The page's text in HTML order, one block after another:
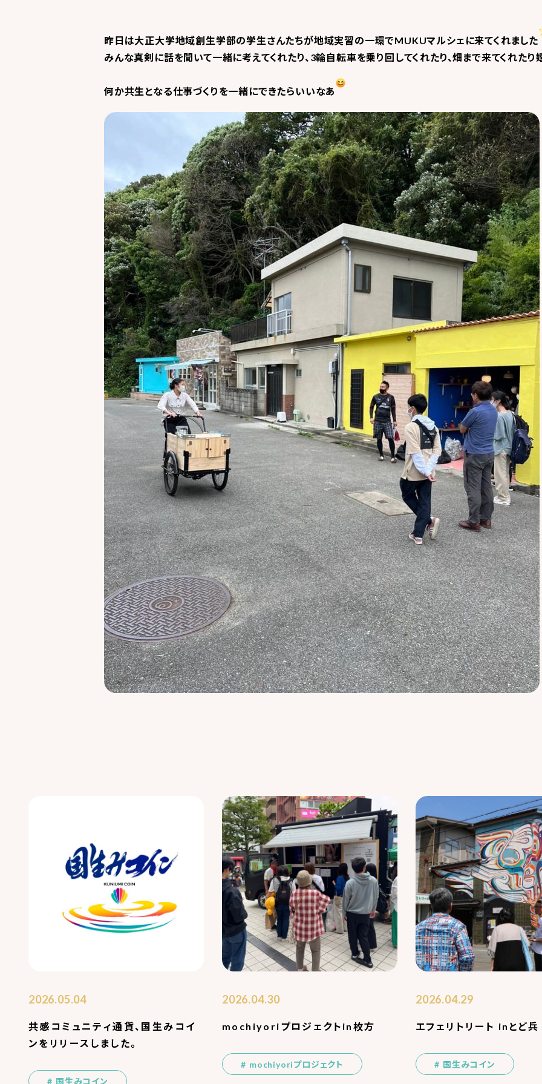
昨日は大正大学地域創生学部の学生さんたちが地域実習の一環でMUKUマルシェに来てくれました
みんな真剣に話を聞いて一緒に考えてくれたり、3輪自転車を乗り回してくれたり、畑まで来てくれたり
何か共生となる仕事づくりを一緒にできたらいいなあ
2026.05.04
共感コミュニティ通貨、国生みコイ
ンをリリースしました。
国生みコイン
2026.04.30
mochiyoriプロジェクトin枚方
mochiyoriプロジェクト
2026.04.29
エフェリトリート inとど兵
国生みコイン